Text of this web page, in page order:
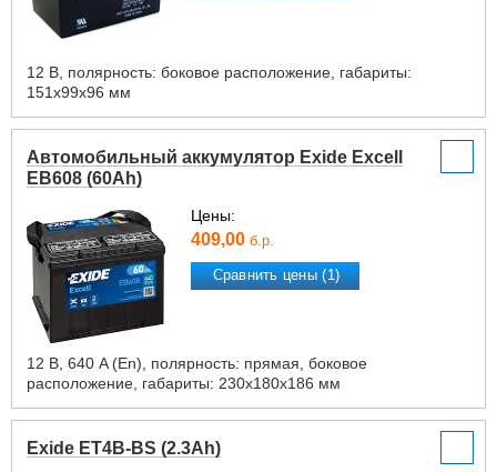
12 В, полярность: боковое расположение, габариты:
151х99х96 мм
Автомобильный аккумулятор Exide Excell
EB608 (60Ah)
Цены:
409,00 б.р.
Сравнить цены (1)
12 В, 640 A (En), полярность: прямая, боковое
расположение, габариты: 230х180х186 мм
Exide ET4B-BS (2.3Ah)